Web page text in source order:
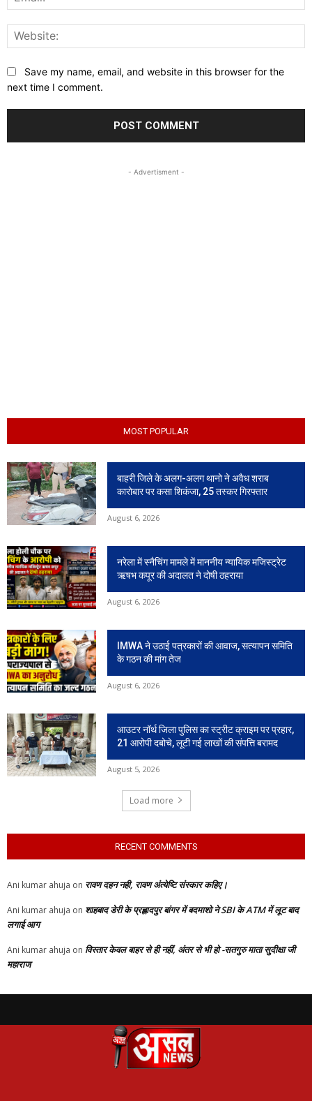
Save my name, email, and website in this browser for the
next time I comment.
- Advertisment -
MOST POPULAR
बाहरी जिले के अलग-अलग थानो ने अवैध शराब
कारोबार पर कसा शिकंजा, 25 तस्कर गिरफ्तार
August 6, 2026
नरेला में स्नैचिंग मामले में माननीय न्यायिक मजिस्ट्रेट
ऋषभ कपूर की अदालत ने दोषी ठहराया
August 6, 2026
IMWA ने उठाई पत्रकारों की आवाज, सत्यापन समिति
के गठन की मांग तेज
August 6, 2026
आउटर नॉर्थ जिला पुलिस का स्ट्रीट क्राइम पर प्रहार,
21 आरोपी दबोचे, लूटी गई लाखों की संपत्ति बरामद
August 5, 2026
Load more
RECENT COMMENTS
Ani kumar ahuja on रावण दहन नही, रावण अंत्येष्टि संस्कार कहिए।
Ani kumar ahuja on शाहबाद डेरी के प्रह्लादपुर बांगर में बदमाशो ने SBI के ATM में लूट बाद
लगाई आग
Ani kumar ahuja on विस्तार केवल बाहर से ही नहीं, अंतर से भी हो -सतगुरु माता सुदीक्षा जी
महाराज